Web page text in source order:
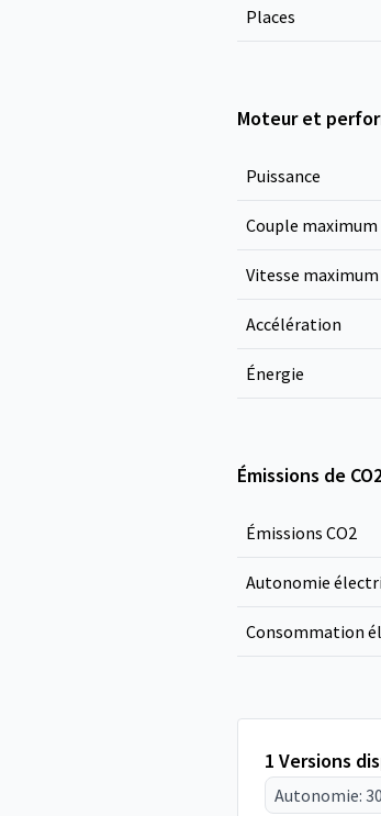
Places
Moteur et
Puissance
Couple maximum
Vitesse maximum
Accélération
Énergie
Émissions de
Émissions CO2
Autonomie
Consommation
1 Versions
Autonomie: